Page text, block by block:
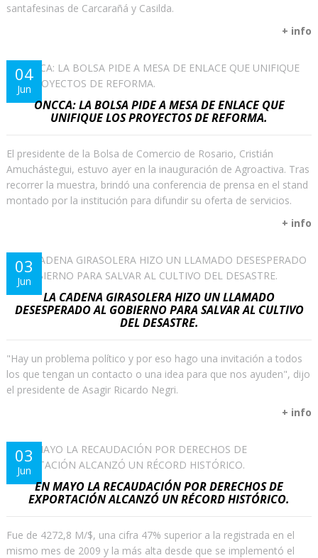
santafesinas de Carcarañá y Casilda.
+ info
04
Jun
ONCCA: LA BOLSA PIDE A MESA DE ENLACE QUE
UNIFIQUE LOS PROYECTOS DE REFORMA.
El presidente de la Bolsa de Comercio de Rosario, Cristián
Amuchástegui, estuvo ayer en la inauguración de Agroactiva. Tras
recorrer la muestra, brindó una conferencia de prensa en el stand
montado por la institución para difundir su oferta de servicios.
+ info
03
Jun
LA CADENA GIRASOLERA HIZO UN LLAMADO
DESESPERADO AL GOBIERNO PARA SALVAR AL CULTIVO
DEL DESASTRE.
"Hay un problema político y por eso hago una invitación a todos
los que tengan un contacto o una idea para que nos ayuden", dijo
el presidente de Asagir Ricardo Negri.
+ info
03
Jun
EN MAYO LA RECAUDACIÓN POR DERECHOS DE
EXPORTACIÓN ALCANZÓ UN RÉCORD HISTÓRICO.
Fue de 4272,8 M/$, una cifra 47% superior a la registrada en el
mismo mes de 2009 y la más alta desde que se implementó el